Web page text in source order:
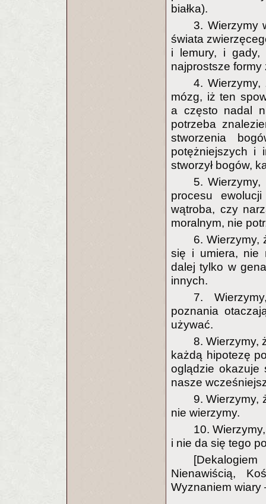
białka).
3. Wierzymy
świata
i lemury, i
najprostsze formy
4. Wierzymy,
mózg, iż ten
a często nadal
potrzeba
stworzenia
potężniejszych i
stworzył bogów,
5.
procesu
wątroba, czy
moralnym, nie
6. Wierzymy,
się i umiera, nie
dalej tylko w
innych.
7.
poznania
używać.
8. Wierzymy,
każdą hipotezę
oglądzie okazuje
nasze
9. Wierzymy,
nie wierzymy.
10.
i nie da się tego
Nienawiścią,
Wyznaniem